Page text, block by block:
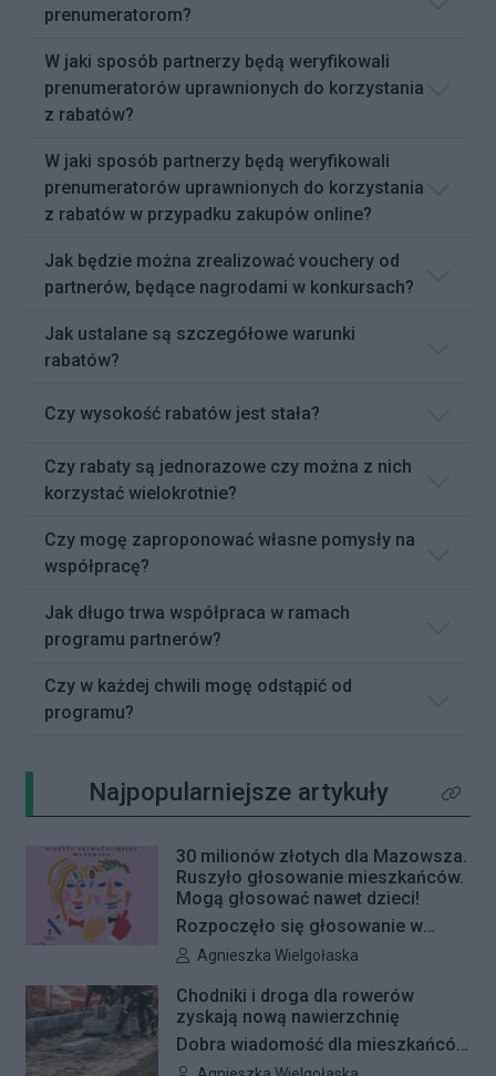
prenumeratorom?
W jaki sposób partnerzy będą weryfikowali
prenumeratorów uprawnionych do korzystania
z rabatów?
W jaki sposób partnerzy będą weryfikowali
prenumeratorów uprawnionych do korzystania
z rabatów w przypadku zakupów online?
Jak będzie można zrealizować vouchery od
partnerów, będące nagrodami w konkursach?
Jak ustalane są szczegółowe warunki
rabatów?
Czy wysokość rabatów jest stała?
Czy rabaty są jednorazowe czy można z nich
korzystać wielokrotnie?
Czy mogę zaproponować własne pomysły na
współpracę?
Jak długo trwa współpraca w ramach
programu partnerów?
Czy w każdej chwili mogę odstąpić od
programu?
Najpopularniejsze artykuły Kliknij
30 milionów złotych dla Mazowsza.
Ruszyło głosowanie mieszkańców.
Mogą głosować nawet dzieci!
Rozpoczęło się głosowanie w
Budżecie Obywatelskim Mazowsza.
województwa zdecydują, na jakie
projekty zostanie przeznaczonych
Autor artykułu:
Agnieszka Wielgołaska
Chodniki i droga dla rowerów
zyskają nową nawierzchnię
Dobra wiadomość dla mieszkańców
Woli i Żoliborza. Zarząd Dróg
Autor artykułu: